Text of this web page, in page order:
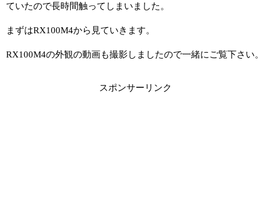
ていたので長時間触ってしまいました。
まずはRX100M4から見ていきます。
RX100M4の外観の動画も撮影しましたので一緒にご覧下さい。
スポンサーリンク